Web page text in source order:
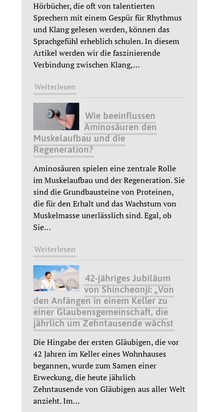
Hörbücher, die oft von talentierten
Sprechern mit einem Gespür für Rhythmus
und Klang gelesen werden, können das
Sprachgefühl erheblich schulen. In diesem
Artikel werden wir die faszinierende
Verbindung zwischen Klang,…
Weiterlesen
Wie beeinflussen
Aminosäuren den
Muskelaufbau und die
Regeneration?
Aminosäuren spielen eine zentrale Rolle
im Muskelaufbau und der Regeneration. Sie
sind die Grundbausteine von Proteinen,
die für den Erhalt und das Wachstum von
Muskelmasse unerlässlich sind. Egal, ob
Sie…
Weiterlesen
42-jähriges Jubiläum
von Shincheonji: „Von
den Anfängen in einem Keller zu
einer Glaubensgemeinschaft, die
jährlich um Zehntausende wächst
Die Hingabe der ersten Gläubigen, die vor
42 Jahren im Keller eines Wohnhauses
begannen, wurde zum Samen einer
Erweckung, die heute jährlich
Zehntausende von Gläubigen aus aller Welt
anzieht. Im…